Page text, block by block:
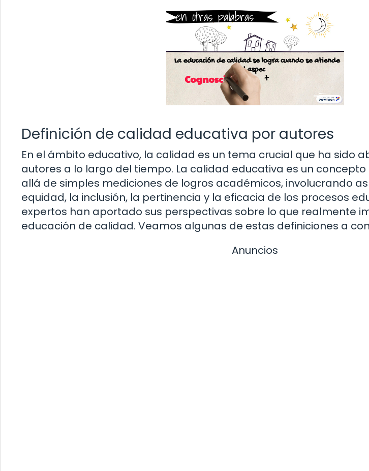
Definición de calidad educativa por autores
En el ámbito educativo, la calidad es un tema crucial que ha sido
autores a lo largo del tiempo. La calidad educativa es un
allá de simples mediciones de logros académicos, involucrando
equidad, la inclusión, la pertinencia y la eficacia de los procesos
expertos han aportado sus perspectivas sobre lo que realmente
educación de calidad. Veamos algunas de estas definiciones a
Anuncios